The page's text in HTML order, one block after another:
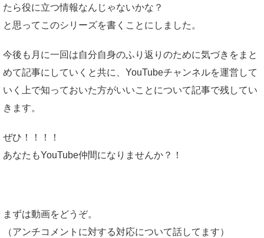
たら役に立つ情報なんじゃないかな？
と思ってこのシリーズを書くことにしました。
今後も月に一回は自分自身のふり返りのために気づきをまと
めて記事にしていくと共に、YouTubeチャンネルを運営して
いく上で知っておいた方がいいことについて記事で残してい
きます。
ぜひ！！！！
あなたもYouTube仲間になりませんか？！
まずは動画をどうぞ。
（アンチコメントに対する対応について話してます）